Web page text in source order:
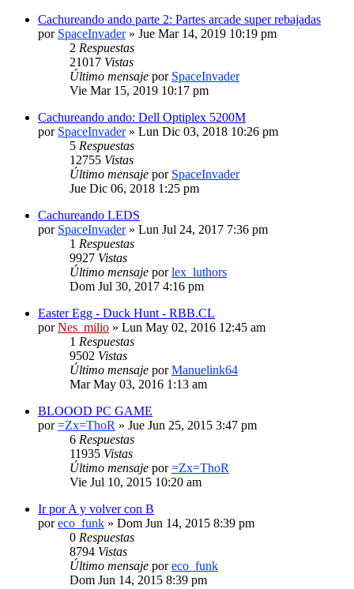
Cachureando ando parte 2: Partes arcade super rebajadas
por SpaceInvader» Jue Mar 14, 2019 10:19 pm
2 Respuestas
21017 Vistas
Último mensaje por SpaceInvader
Vie Mar 15, 2019 10:17 pm
Cachureando ando: Dell Optiplex 5200M
por SpaceInvader» Lun Dic 03, 2018 10:26 pm
5 Respuestas
12755 Vistas
Último mensaje por SpaceInvader
Jue Dic 06, 2018 1:25 pm
Cachureando LEDS
por SpaceInvader» Lun Jul 24, 2017 7:36 pm
1 Respuestas
9927 Vistas
Último mensaje porlex_luthors
Dom Jul 30, 2017 4:16 pm
Easter Egg - Duck Hunt - RBB.CL
porNes_milio » Lun May 02, 2016 12:45 am
1 Respuestas
9502 Vistas
Último mensaje porManuelink64
Mar May 03, 2016 1:13 am
BLOOOD PC GAME
por=Zx=ThoR » Jue Jun 25, 2015 3:47 pm
6 Respuestas
11935 Vistas
Último mensaje por=Zx=ThoR
Vie Jul 10, 2015 10:20 am
Ir por A y volver con B
poreco_funk » Dom Jun 14, 2015 8:39 pm
0 Respuestas
8794 Vistas
Último mensaje poreco_funk
Dom Jun 14, 2015 8:39 pm